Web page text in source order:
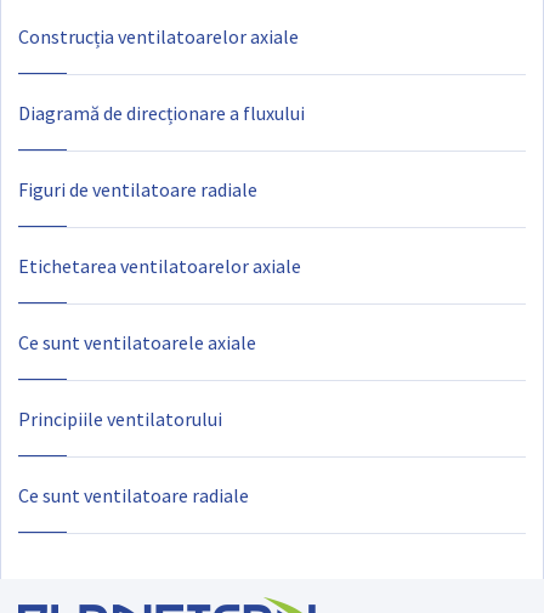
Construcția ventilatoarelor axiale
Diagramă de direcționare a fluxului
Figuri de ventilatoare radiale
Etichetarea ventilatoarelor axiale
Ce sunt ventilatoarele axiale
Principiile ventilatorului
Ce sunt ventilatoare radiale